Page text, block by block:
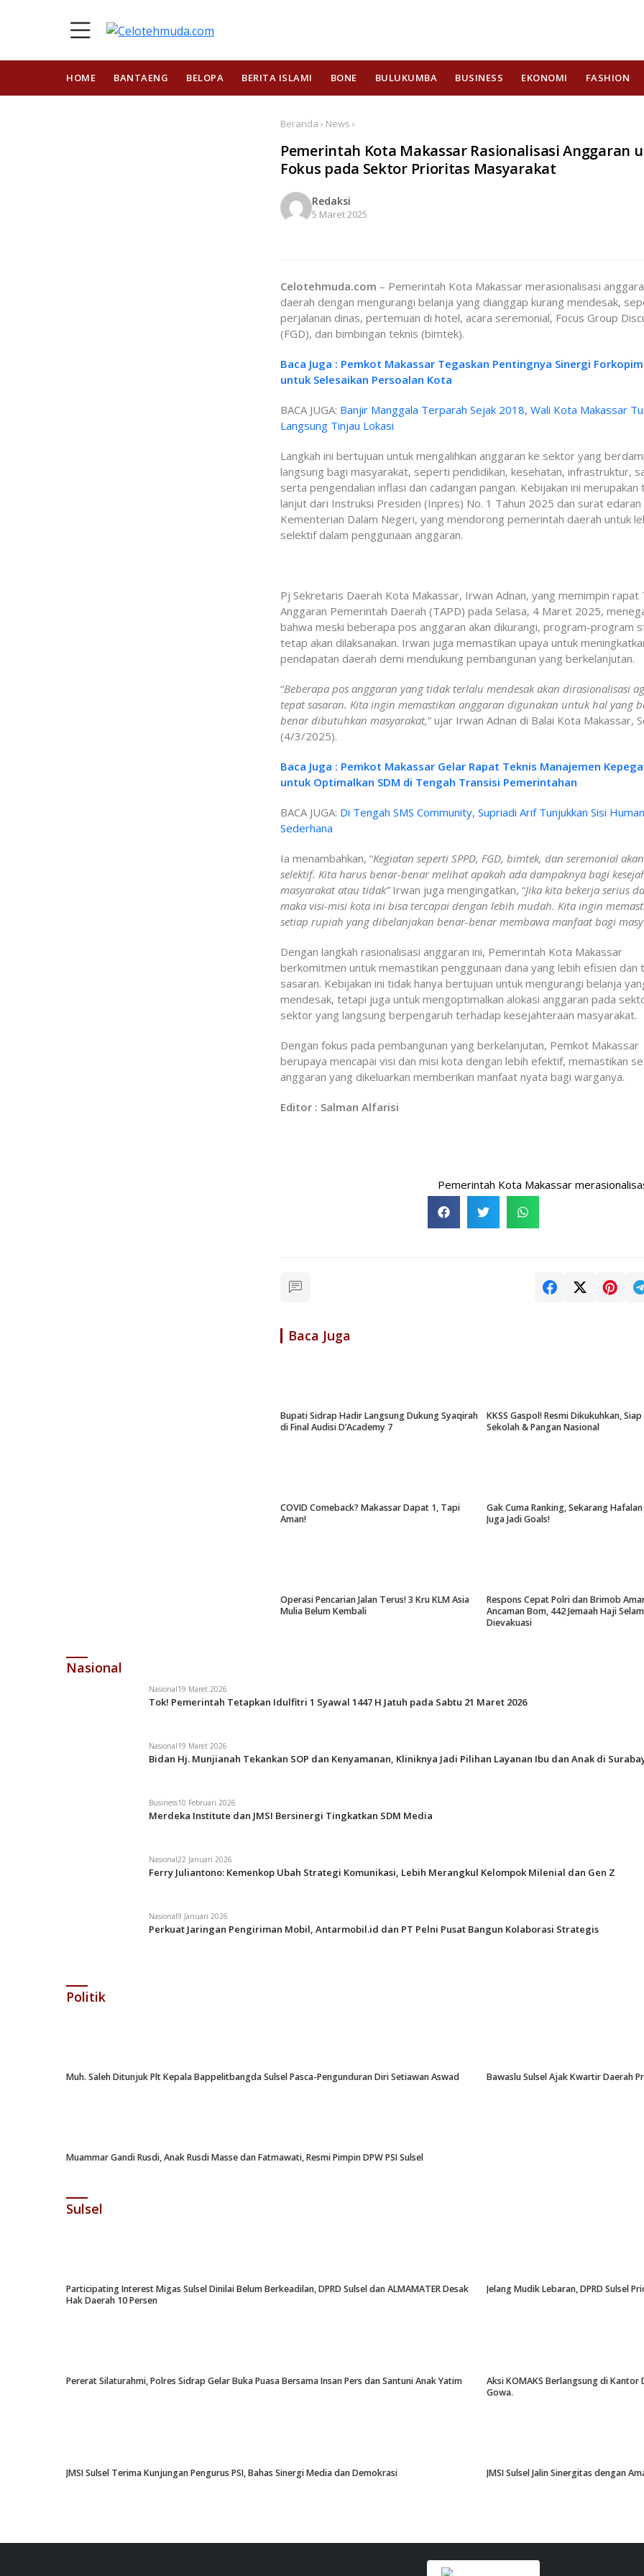
HOME BANTAENG BELOPA BERITA ISLAMI BONE BULUKUMBA BUSINESS EKONOMI FASHION
Beranda › News ›
Pemerintah Kota Makassar Rasionalisasi Anggaran
Fokus pada Sektor Prioritas Masyarakat
Redaksi
5 Maret 2025
Celotehmuda.com – Pemerintah Kota Makassar merasionalisasi
daerah dengan mengurangi belanja yang dianggap kurang mendesak,
perjalanan dinas, pertemuan di hotel, acara seremonial, Focus Group
(FGD), dan bimbingan teknis (bimtek).
Baca Juga : Pemkot Makassar Tegaskan Pentingnya Sinergi
untuk Selesaikan Persoalan Kota
BACA JUGA: Banjir Manggala Terparah Sejak 2018, Wali Kota Makassar
Langsung Tinjau Lokasi
Langkah ini bertujuan untuk mengalihkan anggaran ke sektor yang
langsung bagi masyarakat, seperti pendidikan, kesehatan, infrastruktur,
serta pengendalian inflasi dan cadangan pangan. Kebijakan ini merupakan
lanjut dari Instruksi Presiden (Inpres) No. 1 Tahun 2025 dan surat edaran
Kementerian Dalam Negeri, yang mendorong pemerintah daerah untuk
selektif dalam penggunaan anggaran.
Pj Sekretaris Daerah Kota Makassar, Irwan Adnan, yang memimpin rapat
Anggaran Pemerintah Daerah (TAPD) pada Selasa, 4 Maret 2025,
bahwa meski beberapa pos anggaran akan dikurangi, program-program
tetap akan dilaksanakan. Irwan juga memastikan upaya untuk
pendapatan daerah demi mendukung pembangunan yang berkelanjutan.
“Beberapa pos anggaran yang tidak terlalu mendesak akan dirasionalisasi
tepat sasaran. Kita ingin memastikan anggaran digunakan untuk hal yang
benar dibutuhkan masyarakat,” ujar Irwan Adnan di Balai Kota Makassar,
(4/3/2025).
Baca Juga : Pemkot Makassar Gelar Rapat Teknis Manajemen
untuk Optimalkan SDM di Tengah Transisi Pemerintahan
BACA JUGA: Di Tengah SMS Community, Supriadi Arif Tunjukkan Sisi
Sederhana
Ia menambahkan, “Kegiatan seperti SPPD, FGD, bimtek, dan seremonial
selektif. Kita harus benar-benar melihat apakah ada dampaknya bagi
masyarakat atau tidak”Irwan juga mengingatkan, “Jika kita bekerja serius
maka visi-misi kota ini bisa tercapai dengan lebih mudah. Kita ingin
setiap rupiah yang dibelanjakan benar-benar membawa manfaat bagi
Dengan langkah rasionalisasi anggaran ini, Pemerintah Kota Makassar
berkomitmen untuk memastikan penggunaan dana yang lebih efisien dan
sasaran. Kebijakan ini tidak hanya bertujuan untuk mengurangi belanja
mendesak, tetapi juga untuk mengoptimalkan alokasi anggaran pada
sektor yang langsung berpengaruh terhadap kesejahteraan masyarakat.
Dengan fokus pada pembangunan yang berkelanjutan, Pemkot Makassar
berupaya mencapai visi dan misi kota dengan lebih efektif, memastikan
anggaran yang dikeluarkan memberikan manfaat nyata bagi warganya.
Editor : Salman Alfarisi
Pemerintah Kota Makassar merasionalisasi
Baca Juga
Bupati Sidrap Hadir Langsung Dukung Syaqirah
di Final Audisi D’Academy 7
KKSS Gaspol! Resmi Dikukuhkan,
Sekolah & Pangan Nasional
COVID Comeback? Makassar Dapat 1, Tapi
Aman!
Gak Cuma Ranking, Sekarang Hafalan
Juga Jadi Goals!
Operasi Pencarian Jalan Terus! 3 Kru KLM Asia
Mulia Belum Kembali
Respons Cepat Polri dan Brimob
Ancaman Bom, 442 Jemaah Haji
Dievakuasi
Nasional
Nasional19 Maret 2026
Tok! Pemerintah Tetapkan Idulfitri 1 Syawal 1447 H Jatuh pada Sabtu 21 Maret 2026
Nasional19 Maret 2026
Bidan Hj. Munjianah Tekankan SOP dan Kenyamanan, Kliniknya Jadi Pilihan Layanan Ibu dan Anak di
Business10 Februari 2026
Merdeka Institute dan JMSI Bersinergi Tingkatkan SDM Media
Nasional22 Januari 2026
Ferry Juliantono: Kemenkop Ubah Strategi Komunikasi, Lebih Merangkul Kelompok Milenial dan Gen Z
Nasional9 Januari 2026
Perkuat Jaringan Pengiriman Mobil, Antarmobil.id dan PT Pelni Pusat Bangun Kolaborasi Strategis
Politik
Muh. Saleh Ditunjuk Plt Kepala Bappelitbangda Sulsel Pasca-Pengunduran Diri Setiawan Aswad Bawaslu Sulsel Ajak Kwartir Daerah
Muammar Gandi Rusdi, Anak Rusdi Masse dan Fatmawati, Resmi Pimpin DPW PSI Sulsel
Sulsel
Participating Interest Migas Sulsel Dinilai Belum Berkeadilan, DPRD Sulsel dan ALMAMATER Desak
Hak Daerah 10 Persen
Jelang Mudik Lebaran, DPRD Sulsel
Pererat Silaturahmi, Polres Sidrap Gelar Buka Puasa Bersama Insan Pers dan Santuni Anak Yatim
Aksi KOMAKS Berlangsung di Kantor
Gowa.
JMSI Sulsel Terima Kunjungan Pengurus PSI, Bahas Sinergi Media dan Demokrasi JMSI Sulsel Jalin Sinergitas dengan